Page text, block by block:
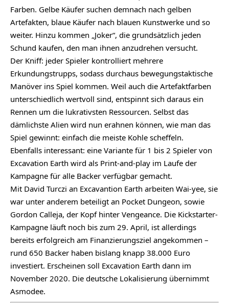
Farben. Gelbe Käufer suchen demnach nach gelben
Artefakten, blaue Käufer nach blauen Kunstwerke und so
weiter. Hinzu kommen „Joker“, die grundsätzlich jeden
Schund kaufen, den man ihnen anzudrehen versucht.
Der Kniff: jeder Spieler kontrolliert mehrere
Erkundungstrupps, sodass durchaus bewegungstaktische
Manöver ins Spiel kommen. Weil auch die Artefaktfarben
unterschiedlich wertvoll sind, entspinnt sich daraus ein
Rennen um die lukrativsten Ressourcen. Selbst das
dämlichste Alien wird nun erahnen können, wie man das
Spiel gewinnt: einfach die meiste Kohle scheffeln.
Ebenfalls interessant: eine Variante für 1 bis 2 Spieler von
Excavation Earth wird als Print-and-play im Laufe der
Kampagne für alle Backer verfügbar gemacht.
Mit David Turczi an Excavantion Earth arbeiten Wai-yee, sie
war unter anderem beteiligt an Pocket Dungeon, sowie
Gordon Calleja, der Kopf hinter Vengeance. Die Kickstarter-
Kampagne läuft noch bis zum 29. April, ist allerdings
bereits erfolgreich am Finanzierungsziel angekommen –
rund 650 Backer haben bislang knapp 38.000 Euro
investiert. Erscheinen soll Excavation Earth dann im
November 2020. Die deutsche Lokalisierung übernimmt
Asmodee.